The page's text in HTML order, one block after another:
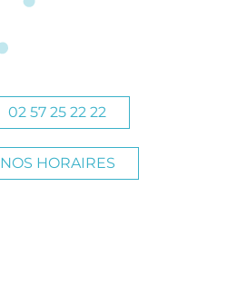
02 57 25 22 22
NOS HORAIRES